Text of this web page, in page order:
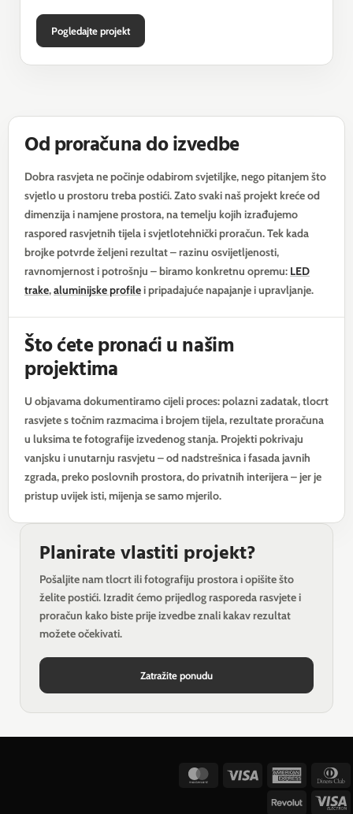
Pogledajte projekt
Od proračuna do izvedbe
Dobra rasvjeta ne počinje odabirom svjetiljke, nego pitanjem što
svjetlo u prostoru treba postići. Zato svaki naš projekt kreće od
dimenzija i namjene prostora, na temelju kojih izrađujemo
raspored rasvjetnih tijela i svjetlotehnički proračun. Tek kada
brojke potvrde željeni rezultat – razinu osvijetljenosti,
ravnomjernost i potrošnju – biramo konkretnu opremu: LED
trake,aluminijske profilei pripadajuće napajanje i upravljanje.
Što ćete pronaći u našim
projektima
U objavama dokumentiramo cijeli proces: polazni zadatak, tlocrt
rasvjete s točnim razmacima i brojem tijela, rezultate proračuna
u luksima te fotografije izvedenog stanja. Projekti pokrivaju
vanjsku i unutarnju rasvjetu – od nadstrešnica i fasada javnih
zgrada, preko poslovnih prostora, do privatnih interijera – jer je
pristup uvijek isti, mijenja se samo mjerilo.
Planirate vlastiti projekt?
Pošaljite nam tlocrt ili fotografiju prostora i opišite što
želite postići. Izradit ćemo prijedlog rasporeda rasvjete i
proračun kako biste prije izvedbe znali kakav rezultat
možete očekivati.
Zatražite ponudu
MasterCard
Visa
American
Express
Revolut